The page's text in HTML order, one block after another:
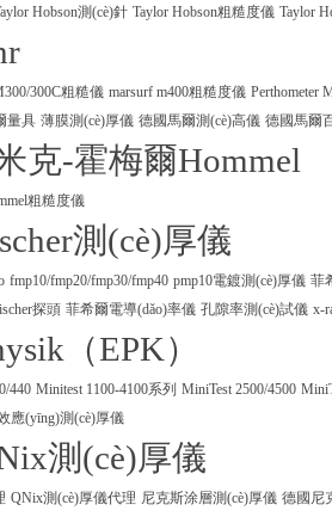
Hobson測(cè)針 Taylor Hobson粗糙度儀 Taylor
300C粗糙儀 marsurf m400粗糙度儀 Perthometer
量具 薄膜測(cè)厚儀 德國馬爾測(cè)高儀 德國馬爾
克-霍梅爾Hommel
粗糙度儀
測(cè)厚儀
fmp10/fmp20/fmp30/fmp40 pmp10電鍍測(cè)厚儀 菲
探頭 菲希爾電導(dǎo)率儀 孔隙率測(cè)試儀 x-
（EPK）
440 Minitest 1100-4100系列 MiniTest 2500/4500
應(yīng)測(cè)厚儀
測(cè)厚儀
QNix測(cè)厚儀代理 尼克斯涂層測(cè)厚儀 德國尼